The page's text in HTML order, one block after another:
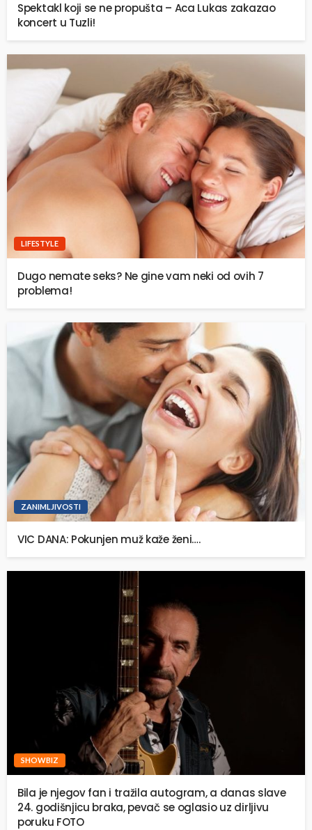
Spektakl koji se ne propušta – Aca Lukas zakazao
koncert u Tuzli!
LIFESTYLE
Dugo nemate seks? Ne gine vam neki od ovih 7
problema!
ZANIMLJIVOSTI
VIC DANA: Pokunjen muž kaže ženi….
SHOWBIZ
Bila je njegov fan i tražila autogram, a danas slave
24. godišnjicu braka, pevač se oglasio uz dirljivu
poruku FOTO